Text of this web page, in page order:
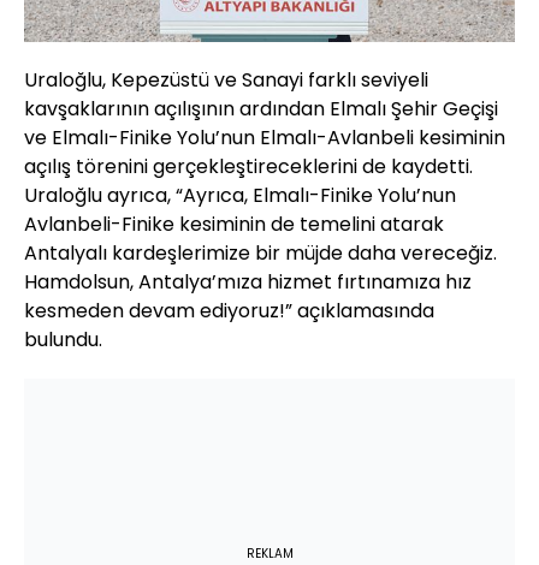
Uraloğlu, Kepezüstü ve Sanayi farklı seviyeli
kavşaklarının açılışının ardından Elmalı Şehir Geçişi
ve Elmalı-Finike Yolu’nun Elmalı-Avlanbeli kesiminin
açılış törenini gerçekleştireceklerini de kaydetti.
Uraloğlu ayrıca, “Ayrıca, Elmalı-Finike Yolu’nun
Avlanbeli-Finike kesiminin de temelini atarak
Antalyalı kardeşlerimize bir müjde daha vereceğiz.
Hamdolsun, Antalya’mıza hizmet fırtınamıza hız
kesmeden devam ediyoruz!” açıklamasında
bulundu.
REKLAM